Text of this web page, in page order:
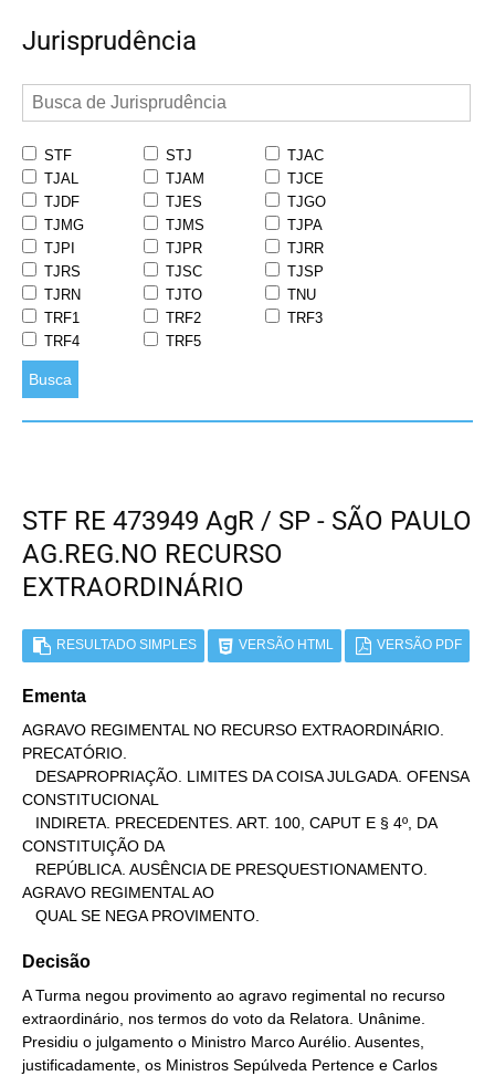
Jurisprudência
STF STJ
TJAC
TJAL
TJAM
TJCE
TJDF
TJES
TJGO
TJMG
TJMS
TJPA
TJPI
TJPR
TJRR
TJRS
TJSC
TJSP
TJRN
TJTO
TNU
TRF1
TRF2
TRF3
TRF4
TRF5
Busca
STF RE 473949 AgR / SP - SÃO PAULO
AG.REG.NO RECURSO
EXTRAORDINÁRIO
RESULTADO SIMPLES VERSÃO HTML VERSÃO PDF
Ementa
AGRAVO REGIMENTAL NO RECURSO EXTRAORDINÁRIO.
PRECATÓRIO.
CONSTITUCIONAL
CONSTITUIÇÃO DA
AGRAVO REGIMENTAL AO
   QUAL SE NEGA PROVIMENTO.
Decisão
A Turma negou provimento ao agravo regimental no recurso
extraordinário, nos termos do voto da Relatora. Unânime.
Presidiu o julgamento o Ministro Marco Aurélio. Ausentes,
justificadamente, os Ministros Sepúlveda Pertence e Carlos